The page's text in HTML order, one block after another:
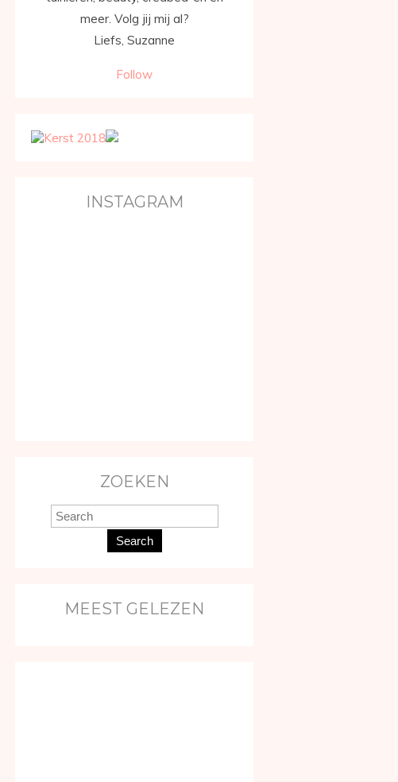
meer. Volg jij mij al?
Liefs, Suzanne
Follow
INSTAGRAM
ZOEKEN
Search
MEEST GELEZEN